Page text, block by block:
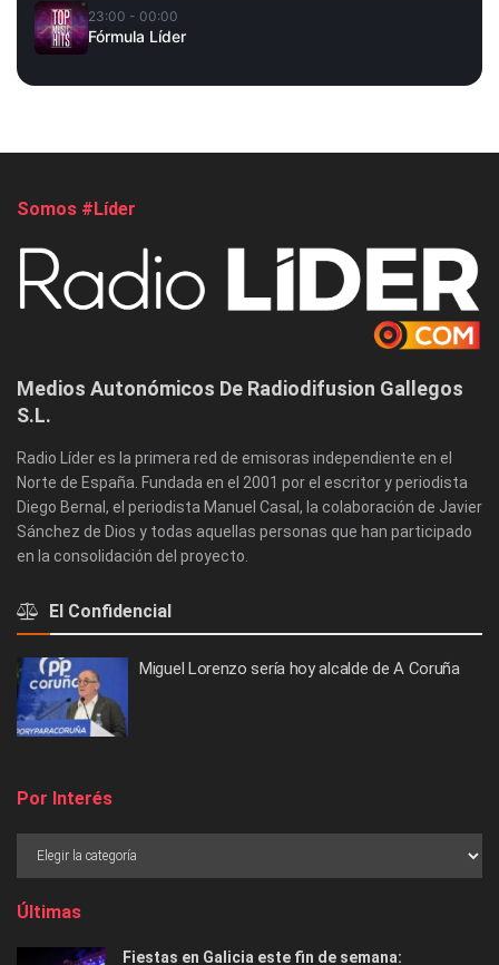
23:00 - 00:00
Fórmula Líder
Somos #Líder
Medios Autonómicos De Radiodifusion Gallegos
S.L.
Radio Líder es la primera red de emisoras independiente en el
Norte de España. Fundada en el 2001 por el escritor y periodista
Diego Bernal, el periodista Manuel Casal, la colaboración de Javier
Sánchez de Dios y todas aquellas personas que han participado
en la consolidación del proyecto.
El Confidencial
Miguel Lorenzo sería hoy alcalde de A Coruña
Por Interés
Últimas
Fiestas en Galicia este fin de semana: